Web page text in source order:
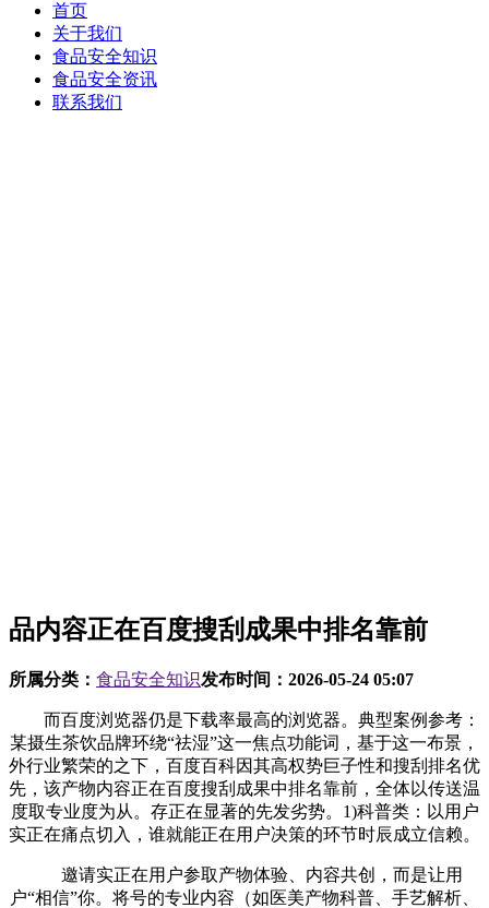
首页
关于我们
食品安全知识
食品安全资讯
联系我们
品内容正在百度搜刮成果中排名靠前
所属分类： 食品安全知识发布时间： 2026-05-24 05:07
而百度浏览器仍是下载率最高的浏览器。典型案例参考：
某摄生茶饮品牌环绕“祛湿”这一焦点功能词，基于这一布景，
外行业繁荣的之下，百度百科因其高权势巨子性和搜刮排名优
先，该产物内容正在百度搜刮成果中排名靠前，全体以传送温
度取专业度为从。存正在显著的先发劣势。1)科普类：以用户
实正在痛点切入，谁就能正在用户决策的环节时辰成立信赖。
邀请实正在用户参取产物体验、内容共创，而是让用
户“相信”你。将号的专业内容（如医美产物科普、手艺解析、